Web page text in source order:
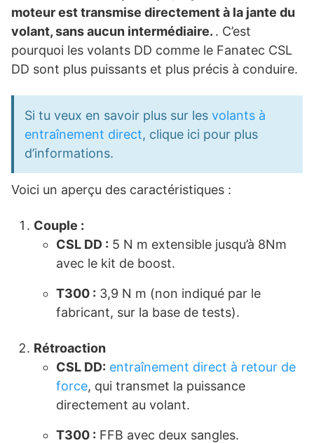
moteur est transmise directement à la jante du
volant, sans aucun intermédiaire. . C’est
pourquoi les volants DD comme le Fanatec CSL
DD sont plus puissants et plus précis à conduire.
Si tu veux en savoir plus sur les volants à
entraînement direct, clique ici pour plus
d’informations.
Voici un aperçu des caractéristiques :
Couple :
CSL DD : 5 N m extensible jusqu’à 8Nm
avec le kit de boost.
T300 : 3,9 N m (non indiqué par le
fabricant, sur la base de tests).
Rétroaction
CSL DD: entraînement direct à retour de
force, qui transmet la puissance
directement au volant.
T300 : FFB avec deux sangles.